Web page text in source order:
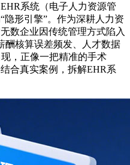
系统（电子人力资源管
形引擎”。作为深耕人力资
数企业因传统管理方式陷入
酬核算误差频发、人才数据
，正像一把精准的手术
合真实案例，拆解EHR系